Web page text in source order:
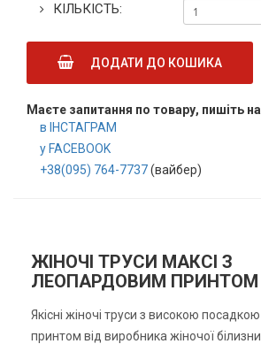
КІЛЬКІСТЬ:
ДОДАТИ ДО КОШИКА
Маєте запитання по товару, пишіть
в ІНСТАГРАМ
у FACEBOOK
+38(095) 764-7737(вайбер)
ЖІНОЧІ ТРУСИ МАКСІ З
ЛЕОПАРДОВИМ ПРИНТОМ
Якісні жіночі труси з високою
принтом від виробника жіночої